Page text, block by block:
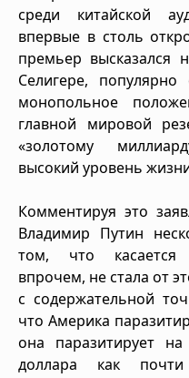
среди китайской
впервые в столь
премьер
Селигере,
монопольное
главной мировой
«золотому
высокий уровень
Комментируя это
Владимир Путин
том, что касается
впрочем, не стала от
с содержательной
что Америка
она паразитирует
доллара как